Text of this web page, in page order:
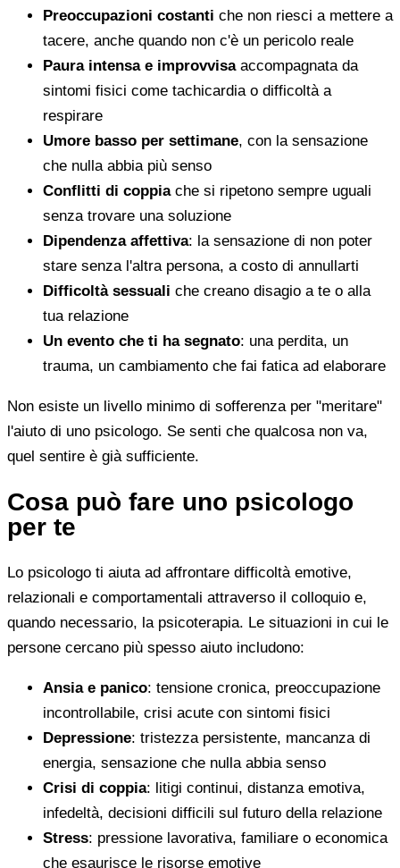
Preoccupazioni costanti che non riesci a mettere a
tacere, anche quando non c'è un pericolo reale
Paura intensa e improvvisaaccompagnata da
sintomi fisici come tachicardia o difficoltà a
respirare
Umore basso per settimane, con la sensazione
che nulla abbia più senso
Conflitti di coppiache si ripetono sempre uguali
senza trovare una soluzione
Dipendenza affettiva: la sensazione di non poter
stare senza l'altra persona, a costo di annullarti
Difficoltà sessuali che creano disagio a te o alla
tua relazione
Un evento che ti ha segnato: una perdita, un
trauma, un cambiamento che fai fatica ad elaborare
Non esiste un livello minimo di sofferenza per "meritare"
l'aiuto di uno psicologo. Se senti che qualcosa non va,
quel sentire è già sufficiente.
Cosa può fare uno psicologo
per te
Lo psicologo ti aiuta ad affrontare difficoltà emotive,
relazionali e comportamentali attraverso il colloquio e,
quando necessario, la psicoterapia. Le situazioni in cui le
persone cercano più spesso aiuto includono:
Ansia e panico: tensione cronica, preoccupazione
incontrollabile, crisi acute con sintomi fisici
Depressione: tristezza persistente, mancanza di
energia, sensazione che nulla abbia senso
Crisi di coppia: litigi continui, distanza emotiva,
infedeltà, decisioni difficili sul futuro della relazione
Stress: pressione lavorativa, familiare o economica
che esaurisce le risorse emotive